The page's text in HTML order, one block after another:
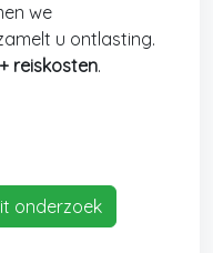
we
u ontlasting.
reiskosten.
onderzoek